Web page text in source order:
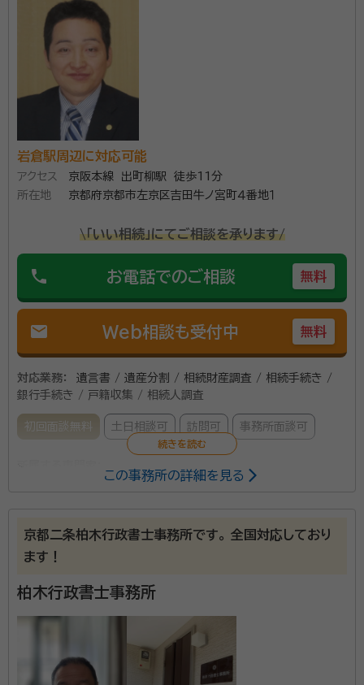
岩倉駅周辺に対応可能
アクセス
京阪本線 出町柳駅 徒歩11分
所在地
京都府京都市左京区吉田牛ノ宮町４番地１
\「いい相続」にてご相談を承ります/
phone お電話でのご相談 無料
mail Web相談も受付中 無料
対応業務：
遺言書 / 遺産分割 / 相続財産調査 / 相続手続き /
銀行手続き / 戸籍収集 / 相続人調査
初回面談無料 土日相談可 訪問可 事務所面談可
事務所口コミ（抜粋）：
account_circle 満足度 4.0
ご利用時期：2026/5
近隣まで来ていただき助かりました行き違いも無くスムーズに話が出来
契約後の感想
進捗状況はまだまだこれからですからどうなるか分からないので先の見
この事務所の詳細を見る
京都二条柏木行政書士事務所です。 全国対応しており
ます！
柏木行政書士事務所